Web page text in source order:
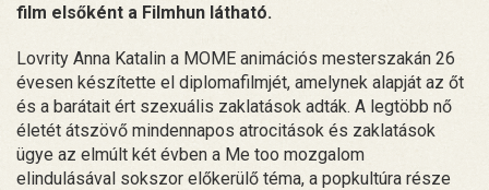
film elsőként a Filmhun látható.
Lovrity Anna Katalin a MOME animációs mesterszakán 26
évesen készítette el diplomafilmjét, amelynek alapját az őt
és a barátait ért szexuális zaklatások adták. A legtöbb nő
életét átszövő mindennapos atrocitások és zaklatások
ügye az elmúlt két évben a Me too mozgalom
elindulásával sokszor előkerülő téma, a popkultúra része